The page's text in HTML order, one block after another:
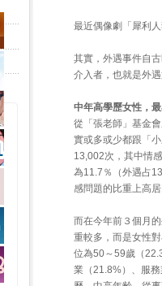
最近偶像劇「犀利
其實，外遇事件自
介入者，也就是外遇
中年高學歷女性，
從「張老師」基金
實或多或少都跟「
13,002次，其中情
為11.7％（外遇占
感問題的比重上高
而在今年前３個月
重較多，而是女性
位為50～59歲（
業（21.8%）、服